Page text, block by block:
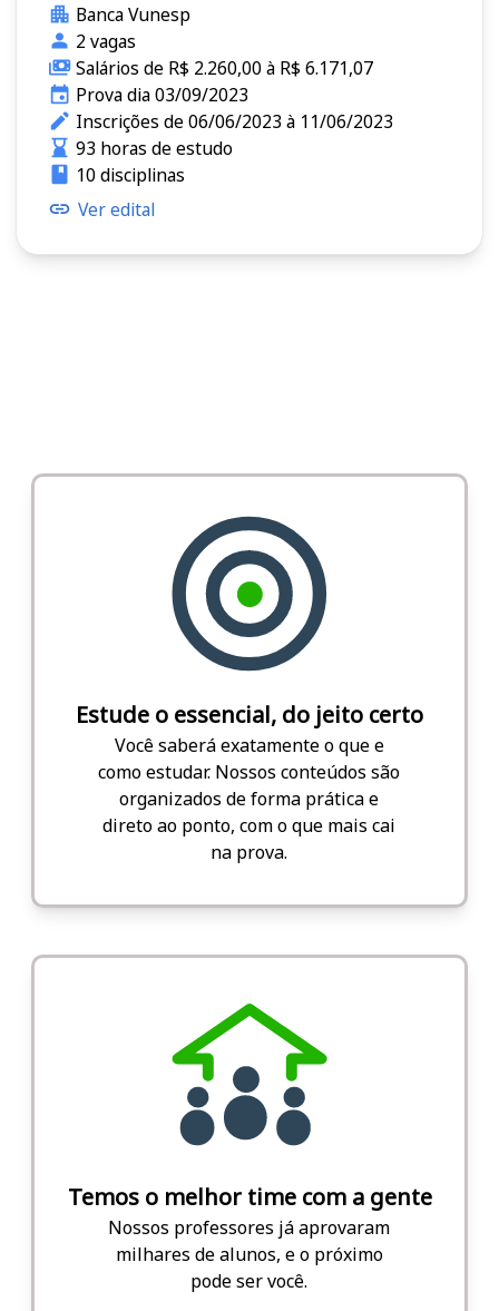
Banca Vunesp
2 vagas
Salários de R$ 2.260,00 à R$ 6.171,07
Prova dia 03/09/2023
Inscrições de 06/06/2023 à 11/06/2023
93 horas de estudo
10 disciplinas
Ver edital
Estude o essencial, do jeito certo
Você saberá exatamente o que e
como estudar. Nossos conteúdos são
organizados de forma prática e
direto ao ponto, com o que mais cai
na prova.
Temos o melhor time com a gente
Nossos professores já aprovaram
milhares de alunos, e o próximo
pode ser você.